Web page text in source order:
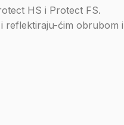
HS i Protect FS.
reflektiraju-ćim obrubom